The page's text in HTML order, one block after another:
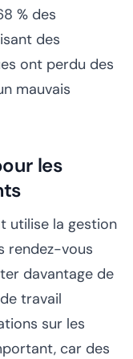
% des
des
ont perdu des
mauvais
les
utilise la gestion
rendez-vous
davantage de
travail
sur les
car des